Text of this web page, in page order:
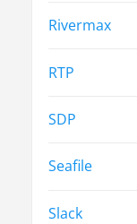
Rivermax
RTP
SDP
Seafile
Slack